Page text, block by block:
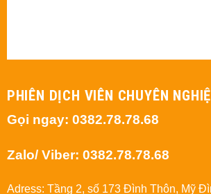
PHIÊN DỊCH VIÊN CHUYÊN
Gọi ngay: 0382.78.78.68
Zalo/ Viber: 0382.78.78.68
Adress: Tầng 2, số 173 Đình Thôn, Mỹ